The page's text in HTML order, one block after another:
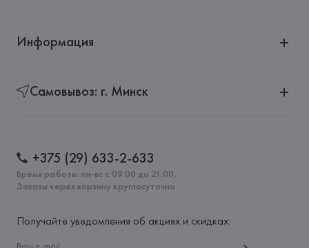
Информация
Самовывоз: г. Минск
+375 (29) 633-2-633
Время работы: пн-вс с 09:00 до 21:00,
Заказы через корзину круглосуточно
Получайте уведомления об акциях и скидках: